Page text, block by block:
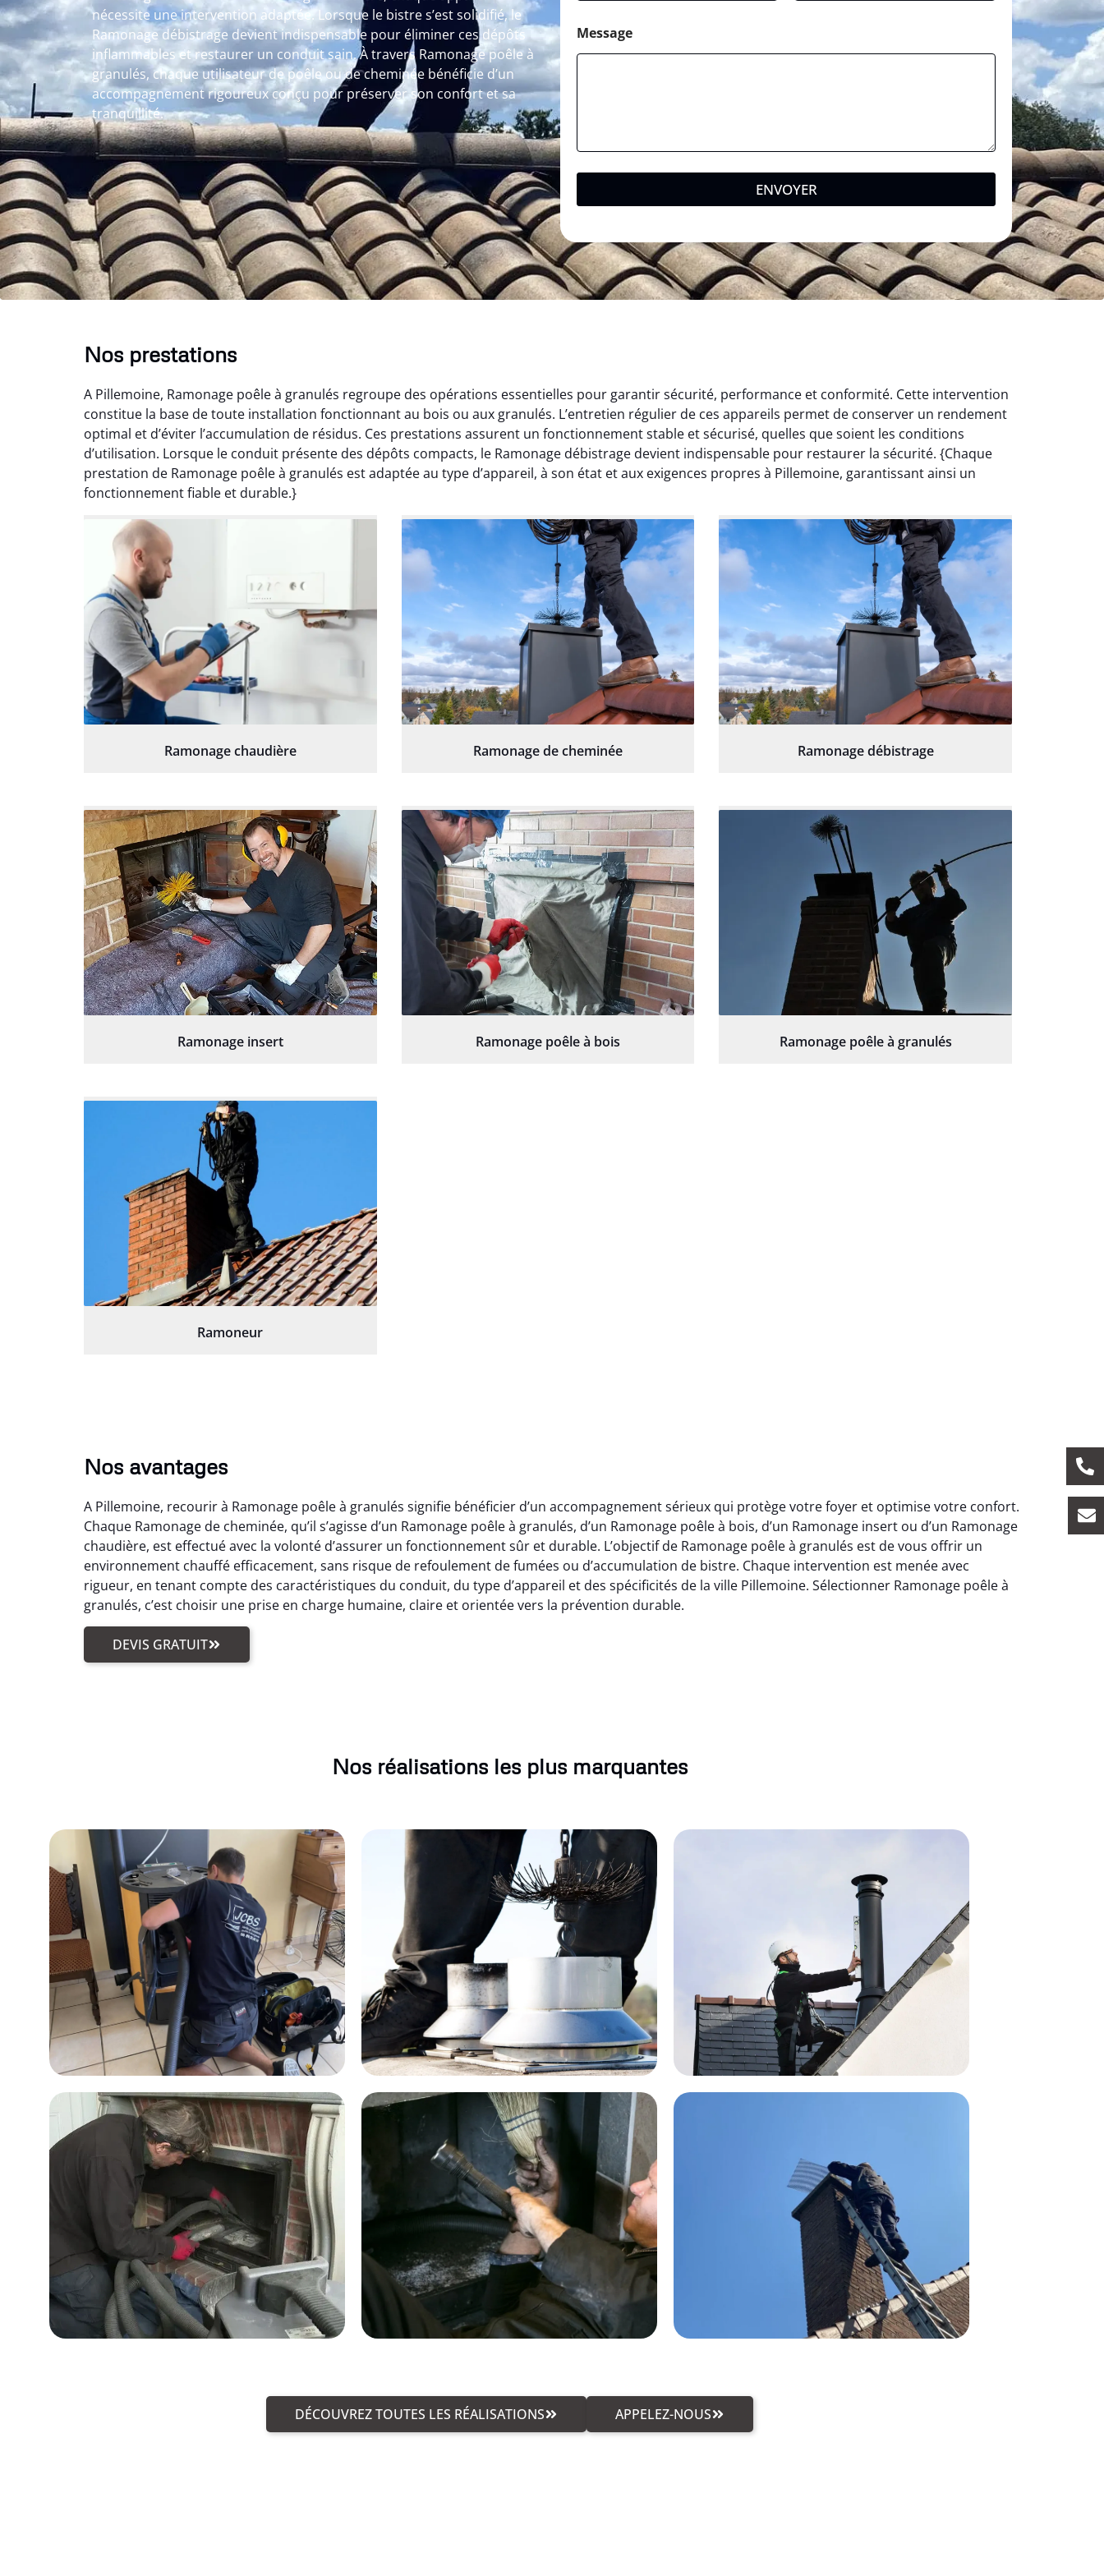
nécessite une intervention adaptée. Lorsque le bistre s’est solidifié, le
Ramonage débistrage devient indispensable pour éliminer ces dépôts
inflammables et restaurer un conduit sain. À travers Ramonage poêle à
granulés, chaque utilisateur de poêle ou de cheminée bénéficie d’un
accompagnement rigoureux conçu pour préserver son confort et sa
tranquillité.
Message
ENVOYER
Nos prestations
A Pillemoine, Ramonage poêle à granulés regroupe des opérations essentielles pour garantir sécurité, performance et conformité. Cette intervention
constitue la base de toute installation fonctionnant au bois ou aux granulés. L’entretien régulier de ces appareils permet de conserver un rendement
optimal et d’éviter l’accumulation de résidus. Ces prestations assurent un fonctionnement stable et sécurisé, quelles que soient les conditions
d’utilisation. Lorsque le conduit présente des dépôts compacts, le Ramonage débistrage devient indispensable pour restaurer la sécurité. {Chaque
prestation de Ramonage poêle à granulés est adaptée au type d’appareil, à son état et aux exigences propres à Pillemoine, garantissant ainsi un
fonctionnement fiable et durable.}
Ramonage chaudière Ramonage de cheminée Ramonage débistrage
Ramonage insert Ramonage poêle à bois Ramonage poêle à granulés
Ramoneur
Nos avantages
A Pillemoine, recourir à Ramonage poêle à granulés signifie bénéficier d’un accompagnement sérieux qui protège votre foyer et optimise votre confort.
Chaque Ramonage de cheminée, qu’il s’agisse d’un Ramonage poêle à granulés, d’un Ramonage poêle à bois, d’un Ramonage insert ou d’un Ramonage
chaudière, est effectué avec la volonté d’assurer un fonctionnement sûr et durable. L’objectif de Ramonage poêle à granulés est de vous offrir un
environnement chauffé efficacement, sans risque de refoulement de fumées ou d’accumulation de bistre. Chaque intervention est menée avec
rigueur, en tenant compte des caractéristiques du conduit, du type d’appareil et des spécificités de la ville Pillemoine. Sélectionner Ramonage poêle à
granulés, c’est choisir une prise en charge humaine, claire et orientée vers la prévention durable.
DEVIS GRATUIT
Nos réalisations les plus marquantes
DÉCOUVREZ TOUTES LES RÉALISATIONS APPELEZ-NOUS